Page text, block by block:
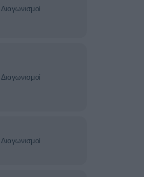
Διαγωνισμοί
Διαγωνισμοί
Διαγωνισμοί